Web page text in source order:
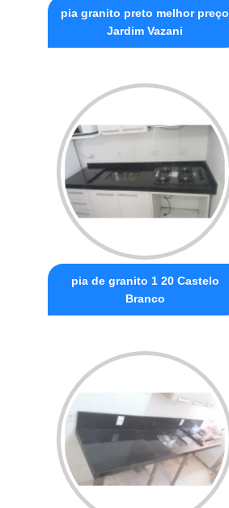
pia granito preto melhor preço
Jardim Vazani
pia de granito 1 20 Castelo
Branco